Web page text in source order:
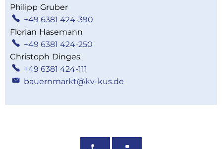
Philipp Gruber
+49 6381 424-390
Florian Hasemann
+49 6381 424-250
Christoph Dinges
+49 6381 424-111
bauernmarkt@kv-kus.de